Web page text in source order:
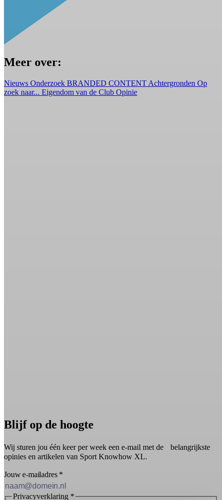
Meer over:
Nieuws Onderzoek BRANDED CONTENT Achtergronden Op
zoek naar... Eigendom van de Club Opinie
Blijf op de hoogte
Wij sturen jou één keer per week een e-mail met de belangrijkste
opinies en artikelen van Sport Knowhow XL.
Jouw e-mailadres *
Privacyverklaring *